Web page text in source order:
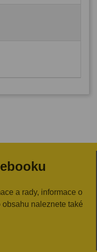
a rady, informace o
naleznete také